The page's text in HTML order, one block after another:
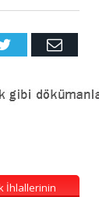
Twitter Email
İhlallerinin